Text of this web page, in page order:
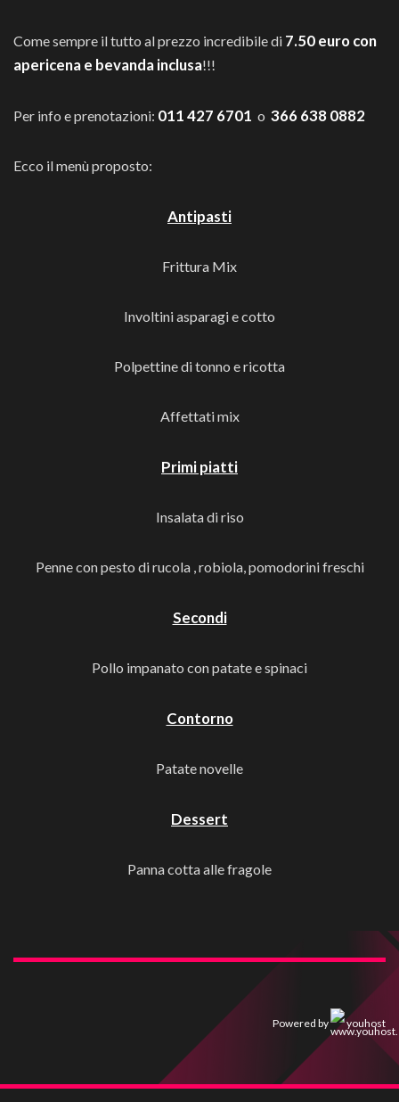
Come sempre il tutto al prezzo incredibile di 7.50 euro con
apericena e bevanda inclusa!!!
Per info e prenotazioni: 011 427 6701 o 366 638 0882
Ecco il menù proposto:
Antipasti
Frittura Mix
Involtini asparagi e cotto
Polpettine di tonno e ricotta
Affettati mix
Primi piatti
Insalata di riso
Penne con pesto di rucola , robiola, pomodorini freschi
Secondi
Pollo impanato con patate e spinaci
Contorno
Patate novelle
Dessert
Panna cotta alle fragole
Powered by youhost